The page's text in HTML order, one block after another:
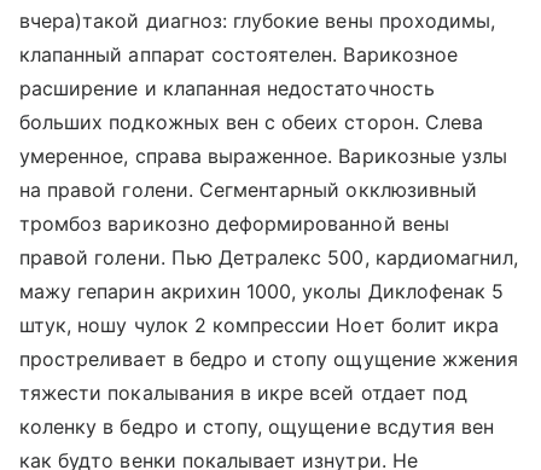
вчера)такой диагноз: глубокие вены проходимы,
клапанный аппарат состоятелен. Варикозное
расширение и клапанная недостаточность
больших подкожных вен с обеих сторон. Слева
умеренное, справа выраженное. Варикозные узлы
на правой голени. Сегментарный окклюзивный
тромбоз варикозно деформированной вены
правой голени. Пью Детралекс 500, кардиомагнил,
мажу гепарин акрихин 1000, уколы Диклофенак 5
штук, ношу чулок 2 компрессии Ноет болит икра
простреливает в бедро и стопу ощущение жжения
тяжести покалывания в икре всей отдает под
коленку в бедро и стопу, ощущение всдутия вен
как будто венки покалывает изнутри. Не